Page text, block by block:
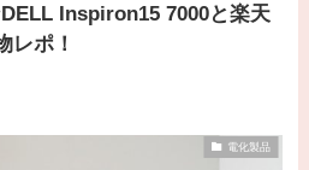
Inspiron15 7000と楽天
レポ！
電化製品